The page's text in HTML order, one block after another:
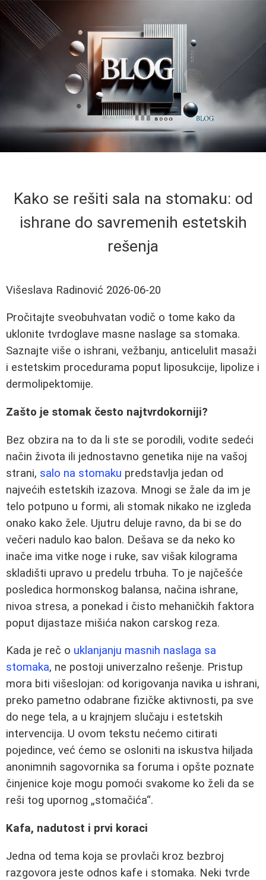
Kako se rešiti sala na stomaku: od
ishrane do savremenih estetskih
rešenja
Višeslava Radinović 2026-06-20
Pročitajte sveobuhvatan vodič o tome kako da
uklonite tvrdoglave masne naslage sa stomaka.
Saznajte više o ishrani, vežbanju, anticelulit masaži
i estetskim procedurama poput liposukcije, lipolize i
dermolipektomije.
Zašto je stomak često najtvrdokorniji?
Bez obzira na to da li ste se porodili, vodite sedeći
način života ili jednostavno genetika nije na vašoj
strani, salo na stomaku predstavlja jedan od
najvećih estetskih izazova. Mnogi se žale da im je
telo potpuno u formi, ali stomak nikako ne izgleda
onako kako žele. Ujutru deluje ravno, da bi se do
večeri nadulo kao balon. Dešava se da neko ko
inače ima vitke noge i ruke, sav višak kilograma
skladišti upravo u predelu trbuha. To je najčešće
posledica hormonskog balansa, načina ishrane,
nivoa stresa, a ponekad i čisto mehaničkih faktora
poput dijastaze mišića nakon carskog reza.
Kada je reč o uklanjanju masnih naslaga sa
stomaka, ne postoji univerzalno rešenje. Pristup
mora biti višeslojan: od korigovanja navika u ishrani,
preko pametno odabrane fizičke aktivnosti, pa sve
do nege tela, a u krajnjem slučaju i estetskih
intervencija. U ovom tekstu nećemo citirati
pojedince, već ćemo se osloniti na iskustva hiljada
anonimnih sagovornika sa foruma i opšte poznate
činjenice koje mogu pomoći svakome ko želi da se
reši tog upornog „stomačića“.
Kafa, nadutost i prvi koraci
Jedna od tema koja se provlači kroz bezbroj
razgovora jeste odnos kafe i stomaka. Neki tvrde